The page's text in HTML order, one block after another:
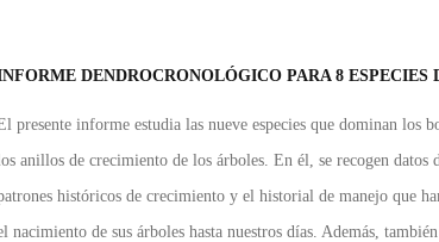
DENDROCRONOLÓGICO PARA 8 ESPECIES
presente informe estudia las nueve especies que dominan los
anillos de crecimiento de los árboles. En él, se recogen datos
históricos de crecimiento y el historial de manejo que
nacimiento de sus árboles hasta nuestros días. Además,